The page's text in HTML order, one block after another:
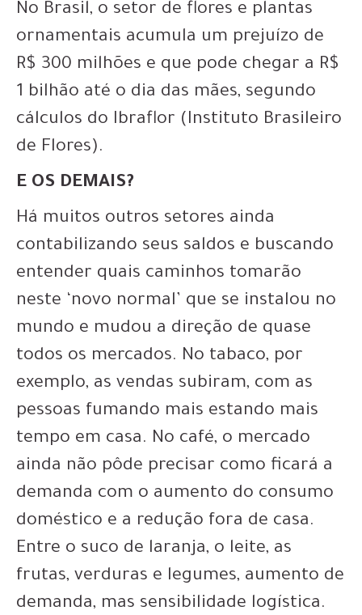
No Brasil, o setor de flores e plantas
ornamentais acumula um prejuízo de
R$ 300 milhões e que pode chegar a R$
1 bilhão até o dia das mães, segundo
cálculos do Ibraflor (Instituto Brasileiro
de Flores).
E OS DEMAIS?
Há muitos outros setores ainda
contabilizando seus saldos e buscando
entender quais caminhos tomarão
neste ‘novo normal’ que se instalou no
mundo e mudou a direção de quase
todos os mercados. No tabaco, por
exemplo, as vendas subiram, com as
pessoas fumando mais estando mais
tempo em casa. No café, o mercado
ainda não pôde precisar como ficará a
demanda com o aumento do consumo
doméstico e a redução fora de casa.
Entre o suco de laranja, o leite, as
frutas, verduras e legumes, aumento de
demanda, mas sensibilidade logística.